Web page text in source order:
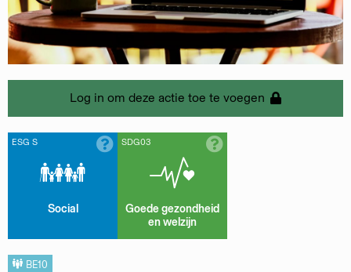
ESG S
Social
SDG03
Goede gezondheid
en welzijn
BE10
Log in om deze actie toe te voegen